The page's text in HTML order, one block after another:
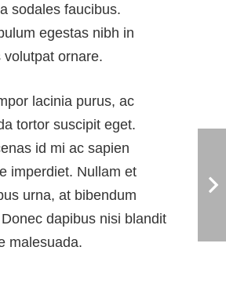
sodales faucibus.
egestas nibh in
volutpat ornare.
lacinia purus, ac
tortor suscipit eget.
id mi ac sapien
imperdiet. Nullam et
urna, at bibendum
dapibus nisi blandit
malesuada.